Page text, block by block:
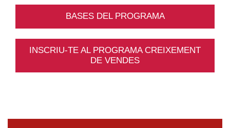
BASES DEL PROGRAMA
INSCRIU-TE AL PROGRAMA CREIXEMENT
DE VENDES